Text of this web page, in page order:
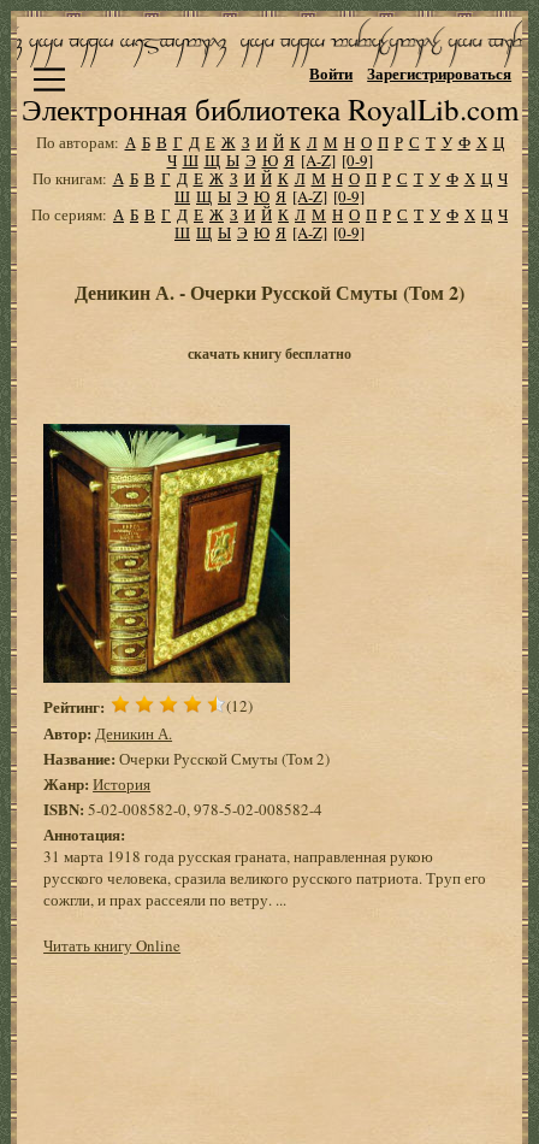
Электронная библиотека RoyalLib.com
Войти Зарегистрироваться
По авторам: А Б В Г Д Е Ж З И Й К Л М Н О П Р С Т У Ф Х Ц
Ч Ш Щ Ы Э Ю Я [A-Z] [0-9]
По книгам: А Б В Г Д Е Ж З И Й К Л М Н О П Р С Т У Ф Х Ц Ч
Ш Щ Ы Э Ю Я [A-Z] [0-9]
По сериям: А Б В Г Д Е Ж З И Й К Л М Н О П Р С Т У Ф Х Ц Ч
Ш Щ Ы Э Ю Я [A-Z] [0-9]
Деникин А. - Очерки Русской Смуты (Том 2)
скачать книгу бесплатно
Рейтинг: (12)
Автор: Деникин А.
Название: Очерки Русской Смуты (Том 2)
Жанр: История
ISBN: 5-02-008582-0, 978-5-02-008582-4
Аннотация:
31 марта 1918 года русская граната, направленная рукою
русского человека, сразила великого русского патриота. Труп его
сожгли, и прах рассеяли по ветру. ...
Читать книгу Online